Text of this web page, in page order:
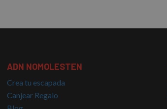
ADN NOMOLESTEN
Crea tu escapada
Canjear Regalo